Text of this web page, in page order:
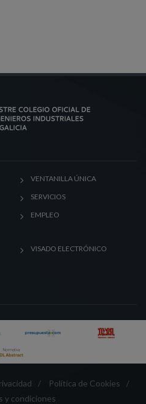
VENTANILLA ÚNICA
SERVICIOS
EMPLEO
VISADO ELECTRÓNICO
/ Política de Cookies
/
y condiciones